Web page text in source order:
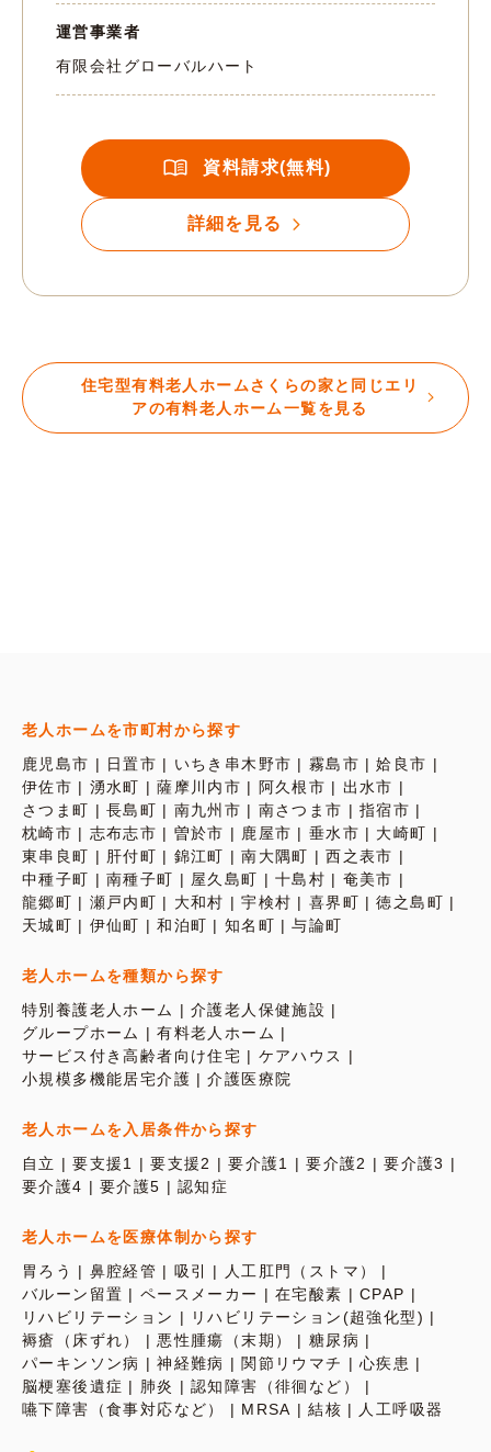
運営事業者
有限会社グローバルハート
資料請求(無料)
詳細を見る
住宅型有料老人ホームさくらの家と同じエリ
アの有料老人ホーム一覧を見る
老人ホームを市町村から探す
鹿児島市
日置市 いちき串木野市 霧島市
姶良市
伊佐市
湧水町 薩摩川内市 阿久根市
出水市
さつま町
長島町 南九州市 南さつま市
指宿市
枕崎市
志布志市 曽於市 鹿屋市 垂水市
大崎町
東串良町
肝付町 錦江町 南大隅町
西之表市
中種子町
南種子町 屋久島町 十島村
奄美市
龍郷町
瀬戸内町 大和村 宇検村 喜界町
徳之島町
天城町
伊仙町 和泊町 知名町 与論町
老人ホームを種類から探す
特別養護老人ホーム
介護老人保健施設
グループホーム
有料老人ホーム
サービス付き高齢者向け住宅
ケアハウス
小規模多機能居宅介護
介護医療院
老人ホームを入居条件から探す
自立
要支援1 要支援2 要介護1 要介護2
要介護3
要介護4
要介護5 認知症
老人ホームを医療体制から探す
胃ろう
鼻腔経管 吸引
人工肛門（ストマ）
バルーン留置
ペースメーカー 在宅酸素
CPAP
リハビリテーション
リハビリテーション(超強化型)
褥瘡（床ずれ）
悪性腫瘍（末期）
糖尿病
パーキンソン病
神経難病 関節リウマチ
心疾患
脳梗塞後遺症
肺炎
認知障害（徘徊など）
嚥下障害（食事対応など）
MRSA 結核 人工呼吸器